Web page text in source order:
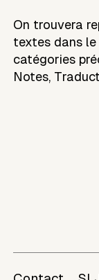
On trouvera
textes dans le
catégories
Notes,